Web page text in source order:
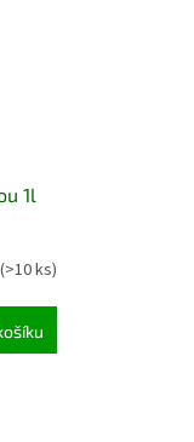
1l
(>10 ks)